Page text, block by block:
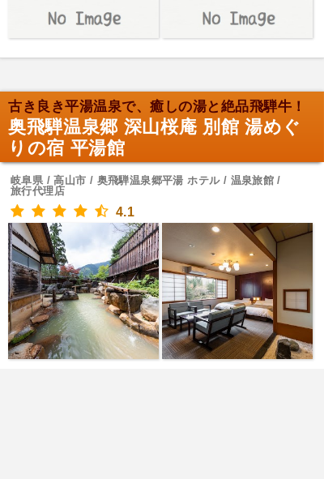
古き良き平湯温泉で、癒しの湯と絶品飛騨牛！
奥飛騨温泉郷 深山桜庵 別館 湯めぐ
りの宿 平湯館
岐阜県 / 高山市 / 奥飛騨温泉郷平湯 ホテル / 温泉旅館 /
旅行代理店
4.1